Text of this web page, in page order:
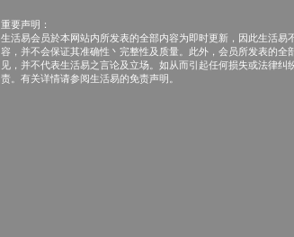
重要声明：
生活易会员於本网站内所发表的全部内容为即时更新，因此生活易
容，并不会保证其准确性丶完整性及质量。此外，会员所发表的全
见，并不代表生活易之言论及立场。如从而引起任何损失或法律纠
责。有关详情请参阅生活易的免责声明。